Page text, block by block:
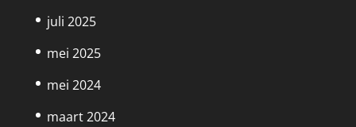
juli 2025
mei 2025
mei 2024
maart 2024